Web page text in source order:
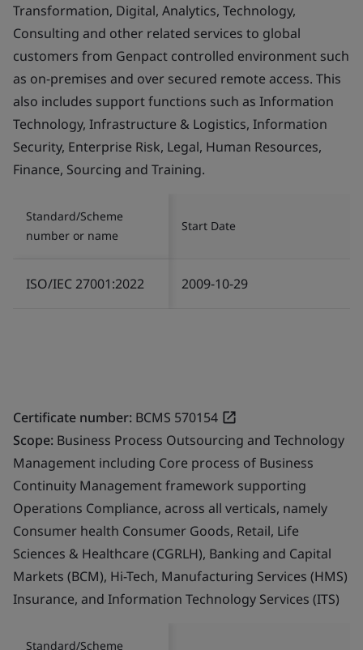
Transformation, Digital, Analytics, Technology,
Consulting and other related services to global
customers from Genpact controlled environment such
as on-premises and over secured remote access. This
also includes support functions such as Information
Technology, Infrastructure & Logistics, Information
Security, Enterprise Risk, Legal, Human Resources,
Finance, Sourcing and Training.
Standard/Scheme
number or name
Start Date
ISO/IEC 27001:2022 2009-10-29
Certificate number: BCMS 570154
Scope: Business Process Outsourcing and Technology
Management including Core process of Business
Continuity Management framework supporting
Operations Compliance, across all verticals, namely
Consumer health Consumer Goods, Retail, Life
Sciences & Healthcare (CGRLH), Banking and Capital
Markets (BCM), Hi-Tech, Manufacturing Services (HMS)
Insurance, and Information Technology Services (ITS)
Standard/Scheme